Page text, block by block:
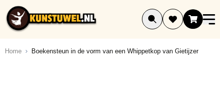
Ga naar de inhoud
Home Boekensteun in de vorm van een Whippetkop van Gietijzer